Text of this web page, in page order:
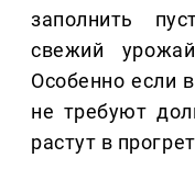
заполнить
свежий
Особенно если
не требуют
растут в